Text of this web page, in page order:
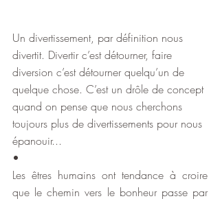
Un divertissement, par définition nous
divertit. Divertir c’est détourner, faire
diversion c’est détourner quelqu’un de
quelque chose. C’est un drôle de concept
quand on pense que nous cherchons
toujours plus de divertissements pour nous
épanouir...
•
Les êtres humains ont tendance à croire
que le chemin vers le bonheur passe par